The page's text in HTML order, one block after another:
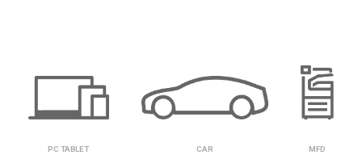
PC TABLET
CAR MFD